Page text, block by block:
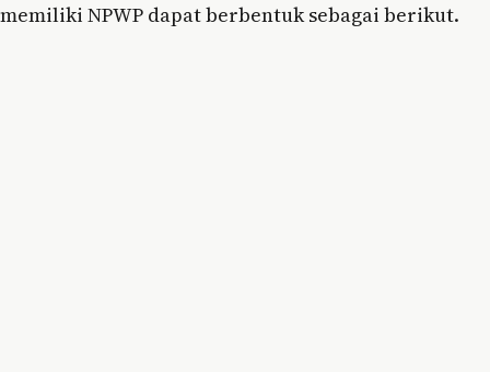
memiliki NPWP dapat berbentuk sebagai berikut.